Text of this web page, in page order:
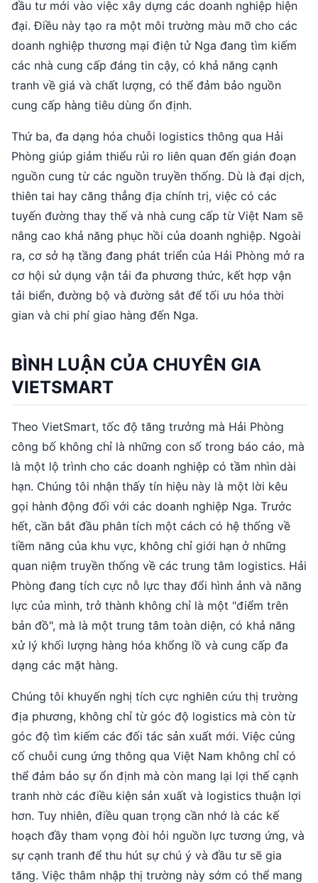
đầu tư mới vào việc xây dựng các doanh nghiệp hiện
đại. Điều này tạo ra một môi trường màu mỡ cho các
doanh nghiệp thương mại điện tử Nga đang tìm kiếm
các nhà cung cấp đáng tin cậy, có khả năng cạnh
tranh về giá và chất lượng, có thể đảm bảo nguồn
cung cấp hàng tiêu dùng ổn định.
Thứ ba, đa dạng hóa chuỗi logistics thông qua Hải
Phòng giúp giảm thiểu rủi ro liên quan đến gián đoạn
nguồn cung từ các nguồn truyền thống. Dù là đại dịch,
thiên tai hay căng thẳng địa chính trị, việc có các
tuyến đường thay thế và nhà cung cấp từ Việt Nam sẽ
nâng cao khả năng phục hồi của doanh nghiệp. Ngoài
ra, cơ sở hạ tầng đang phát triển của Hải Phòng mở ra
cơ hội sử dụng vận tải đa phương thức, kết hợp vận
tải biển, đường bộ và đường sắt để tối ưu hóa thời
gian và chi phí giao hàng đến Nga.
BÌNH LUẬN CỦA CHUYÊN GIA
VIETSMART
Theo VietSmart, tốc độ tăng trưởng mà Hải Phòng
công bố không chỉ là những con số trong báo cáo, mà
là một lộ trình cho các doanh nghiệp có tầm nhìn dài
hạn. Chúng tôi nhận thấy tín hiệu này là một lời kêu
gọi hành động đối với các doanh nghiệp Nga. Trước
hết, cần bắt đầu phân tích một cách có hệ thống về
tiềm năng của khu vực, không chỉ giới hạn ở những
quan niệm truyền thống về các trung tâm logistics. Hải
Phòng đang tích cực nỗ lực thay đổi hình ảnh và năng
lực của mình, trở thành không chỉ là một "điểm trên
bản đồ", mà là một trung tâm toàn diện, có khả năng
xử lý khối lượng hàng hóa khổng lồ và cung cấp đa
dạng các mặt hàng.
Chúng tôi khuyến nghị tích cực nghiên cứu thị trường
địa phương, không chỉ từ góc độ logistics mà còn từ
góc độ tìm kiếm các đối tác sản xuất mới. Việc củng
cố chuỗi cung ứng thông qua Việt Nam không chỉ có
thể đảm bảo sự ổn định mà còn mang lại lợi thế cạnh
tranh nhờ các điều kiện sản xuất và logistics thuận lợi
hơn. Tuy nhiên, điều quan trọng cần nhớ là các kế
hoạch đầy tham vọng đòi hỏi nguồn lực tương ứng, và
sự cạnh tranh để thu hút sự chú ý và đầu tư sẽ gia
tăng. Việc thâm nhập thị trường này sớm có thể mang